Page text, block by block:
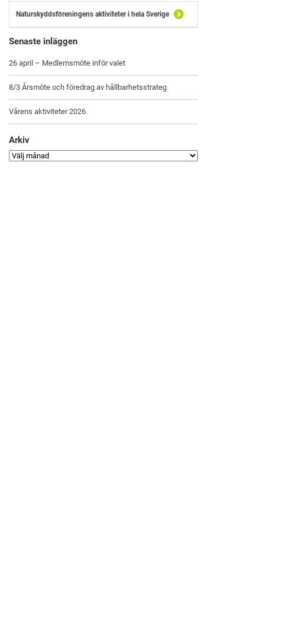
Naturskyddsföreningens aktiviteter i hela Sverige
Senaste inläggen
26 april – Medlemsmöte inför valet
8/3 Årsmöte och föredrag av hållbarhetsstrateg
Vårens aktiviteter 2026
Arkiv